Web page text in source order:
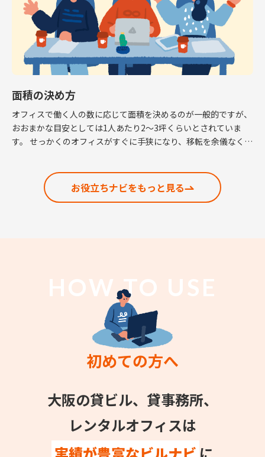
面積の決め方
オフィスで働く人の数に応じて面積を決めるのが一般的ですが、
おおまかな目安としては1人あたり2～3坪くらいとされていま
す。 せっかくのオフィスがすぐに手狭になり、移転を余儀なくさ
お役立ちナビをもっと見る
HOW TO USE
初めての方へ
大阪の貸ビル、貸事務所、
レンタルオフィスは